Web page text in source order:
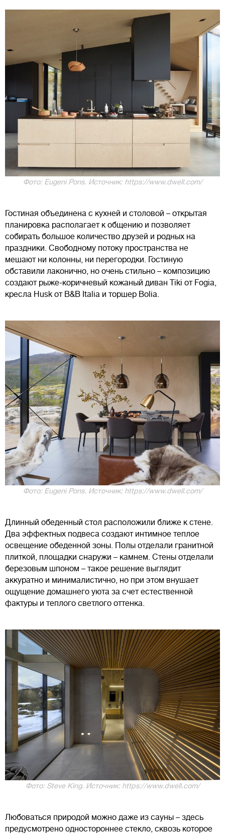
Фото: Eugeni Pons. Источник: https://www.dwell.com/
Гостиная объединена с кухней и столовой – открытая
планировка располагает к общению и позволяет
собирать большое количество друзей и родных на
праздники. Свободному потоку пространства не
мешают ни колонны, ни перегородки. Гостиную
обставили лаконично, но очень стильно – композицию
создают рыже-коричневый кожаный диван Tiki от Fogia,
кресла Husk от B&B Italia и торшер Bolia.
Фото: Eugeni Pons. Источник: https://www.dwell.com/
Длинный обеденный стол расположили ближе к стене.
Два эффектных подвеса создают интимное теплое
освещение обеденной зоны. Полы отделали гранитной
плиткой, площадки снаружи – камнем. Стены отделали
березовым шпоном – такое решение выглядит
аккуратно и минималистично, но при этом внушает
ощущение домашнего уюта за счет естественной
фактуры и теплого светлого оттенка.
Фото: Steve King. Источник: https://www.dwell.com/
Любоваться природой можно даже из сауны – здесь
предусмотрено одностороннее стекло, сквозь которое